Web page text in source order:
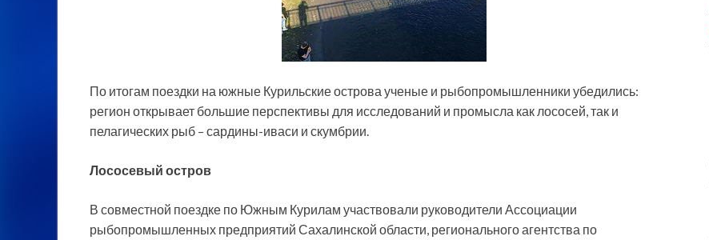
По итогам поездки на южные Курильские острова ученые и рыбопромышленники убедились:
регион открывает большие перспективы для исследований и промысла как лососей, так и
пелагических рыб – сардины-иваси и скумбрии.
Лососевый остров
В совместной поездке по Южным Курилам участвовали руководители Ассоциации
рыбопромышленных предприятий Сахалинской области, регионального агентства по